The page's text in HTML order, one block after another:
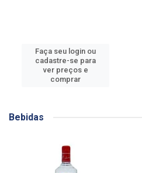
Faça seu login ou
cadastre-se para
ver preços e
comprar
Bebidas